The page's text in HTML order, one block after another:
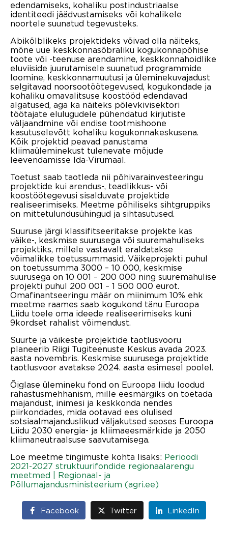
edendamiseks, kohaliku postindustriaalse
identiteedi jäädvustamiseks või kohalikele
noortele suunatud tegevusteks.
Abikõlblikeks projektideks võivad olla näiteks,
mõne uue keskkonnasõbraliku kogukonnapõhise
toote või -teenuse arendamine, keskkonnahoidlike
eluviiside juurutamisele suunatud programmide
loomine, keskkonnamuutusi ja üleminekuvajadust
selgitavad noorsootöötegevused, kogukondade ja
kohaliku omavalitsuse koostööd edendavad
algatused, aga ka näiteks põlevkivisektori
töötajate elulugudele pühendatud kirjutiste
väljaandmine või endise tootmishoone
kasutuselevõtt kohaliku kogukonnakeskusena.
Kõik projektid peavad panustama
kliimaüleminekust tulenevate mõjude
leevendamisse Ida-Virumaal.
Toetust saab taotleda nii põhivarainvesteeringu
projektide kui arendus-, teadlikkus- või
koostöötegevusi sisalduvate projektide
realiseerimiseks. Meetme põhiliseks sihtgruppiks
on mittetulundusühingud ja sihtasutused.
Suuruse järgi klassifitseeritakse projekte kas
väike-, keskmise suurusega või suuremahuliseks
projektiks, millele vastavalt eraldatakse
võimalikke toetussummasid. Väikeprojekti puhul
on toetussumma 3000 – 10 000, keskmise
suurusega on 10 001 – 200 000 ning suuremahulise
projekti puhul 200 001 – 1 500 000 eurot.
Omafinantseeringu määr on miinimum 10% ehk
meetme raames saab kogukond tänu Euroopa
Liidu toele oma ideede realiseerimiseks kuni
9kordset rahalist võimendust.
Suurte ja väikeste projektide taotlusvooru
planeerib Riigi Tugiteenuste Keskus avada 2023.
aasta novembris. Keskmise suurusega projektide
taotlusvoor avatakse 2024. aasta esimesel poolel.
Õiglase ülemineku fond on Euroopa liidu loodud
rahastusmehhanism, mille eesmärgiks on toetada
majandust, inimesi ja keskkonda nendes
piirkondades, mida ootavad ees olulised
sotsiaalmajanduslikud väljakutsed seoses Euroopa
Liidu 2030 energia- ja kliimaeesmärkide ja 2050
kliimaneutraalsuse saavutamisega.
Loe meetme tingimuste kohta lisaks: Perioodi
2021-2027 struktuurifondide regionaalarengu
meetmed | Regionaal- ja
Põllumajandusministeerium (agri.ee)
Facebook Twitter LinkedIn